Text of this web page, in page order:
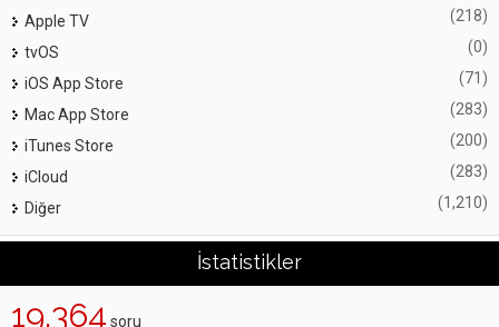
Apple TV (218)
tvOS (0)
iOS App Store (71)
Mac App Store (283)
iTunes Store (200)
iCloud (283)
Diğer (1,210)
İstatistikler
19,364 soru